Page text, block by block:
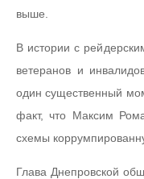
выше.
В истории с
ветеранов и
один существенный
факт, что Максим
схемы
Глава Днепровской